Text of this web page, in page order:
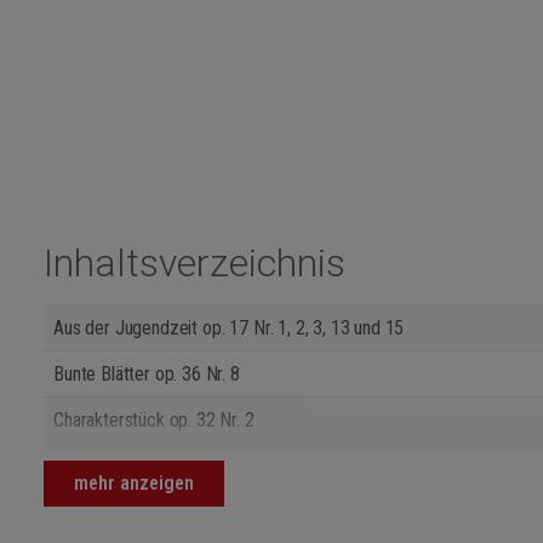
Inhaltsverzeichnis
Aus der Jugendzeit op. 17 Nr. 1, 2, 3, 13 und 15
Bunte Blätter op. 36 Nr. 8
Charakterstück op. 32 Nr. 2
Kanons durch alle Dur- und Molltonarten o. op. aus Heft I Nr. 1, 3, 6,
Kanons durch alle Dur- und Molltonarten o. op. aus Heft II Nr. 29
mehr anzeigen